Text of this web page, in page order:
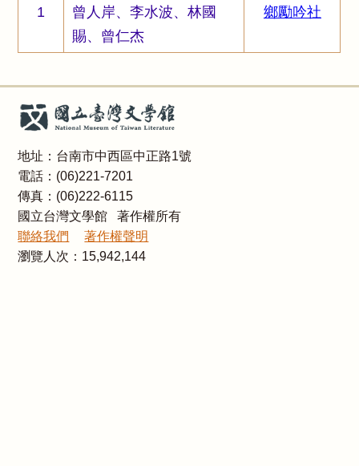
1
曾人岸、李水波、林國
賜、曾仁杰
鄉勵吟社
地址：台南市中西區中正路1號
電話：(06)221-7201
傳真：(06)222-6115
國立台灣文學館 著作權所有
聯絡我們
著作權聲明
瀏覽人次： 15,942,144